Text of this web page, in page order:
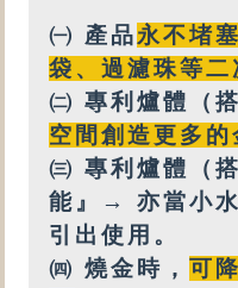
㈠ 產品永不堵
袋、過濾珠等二
㈡ 專利 爐體（
空間創造更多
㈢ 專利爐體（
能』→ 亦當小
引出使用。
㈣ 燒金時， 可